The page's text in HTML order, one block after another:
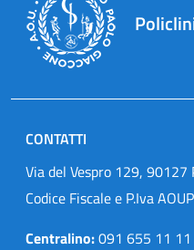
CONTATTI
Via del Vespro 129, 90127
Codice Fiscale e P.Iva
Centralino:091 655 11 11